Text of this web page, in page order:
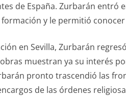
de España. Zurbarán entró
y le permitió
en Sevilla, Zurbarán
muestran ya su interés
pronto trascendió las
de las órdenes